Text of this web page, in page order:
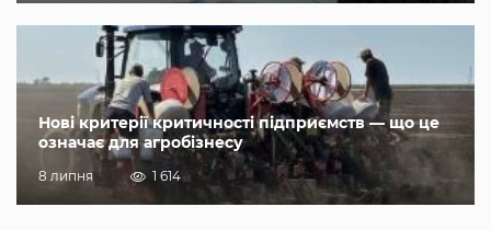
Нові критерії критичності підприємств — що це
означає для агробізнесу
8 липня 1 614